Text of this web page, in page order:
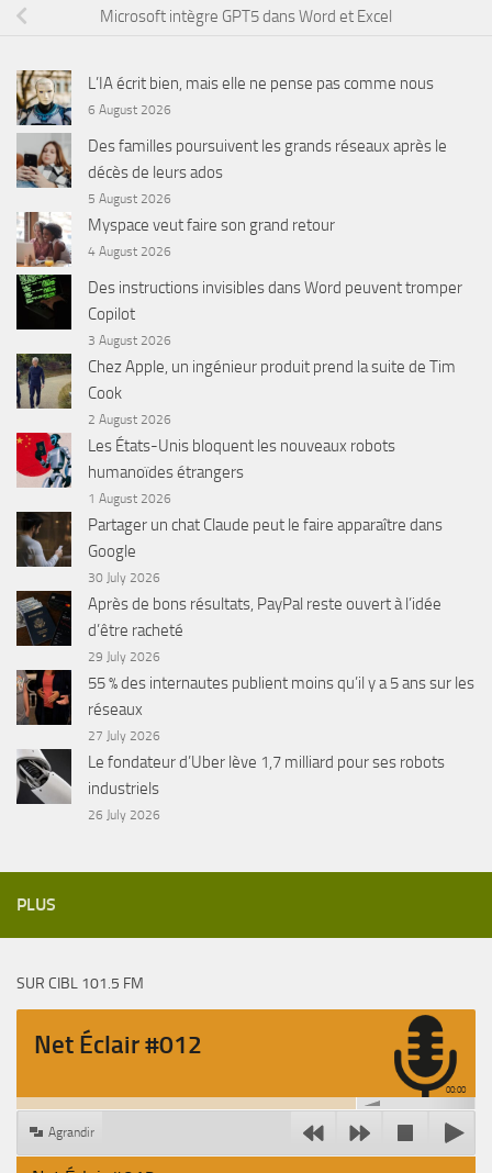
Microsoft intègre GPT5 dans Word et Excel
L’IA écrit bien, mais elle ne pense pas comme nous
6 August 2026
Des familles poursuivent les grands réseaux après le
décès de leurs ados
5 August 2026
Myspace veut faire son grand retour
4 August 2026
Des instructions invisibles dans Word peuvent tromper
Copilot
3 August 2026
Chez Apple, un ingénieur produit prend la suite de Tim
Cook
2 August 2026
Les États-Unis bloquent les nouveaux robots
humanoïdes étrangers
1 August 2026
Partager un chat Claude peut le faire apparaître dans
Google
30 July 2026
Après de bons résultats, PayPal reste ouvert à l’idée
d’être racheté
29 July 2026
55 % des internautes publient moins qu’il y a 5 ans sur les
réseaux
27 July 2026
Le fondateur d’Uber lève 1,7 milliard pour ses robots
industriels
26 July 2026
PLUS
SUR CIBL 101.5 FM
Net Éclair #012
00:00
Agrandir